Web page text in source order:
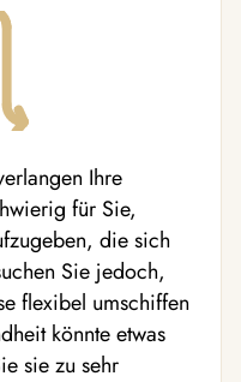
Ihre
für Sie,
die sich
Sie jedoch,
flexibel umschiffen
könnte etwas
sie zu sehr